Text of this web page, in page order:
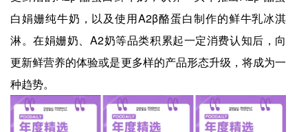
白娟姗纯牛奶，以及使用A2β酪蛋白制作的鲜牛乳冰淇
淋。在娟姗奶、A2奶等品类积累起一定消费认知后，向
更新鲜营养的体验或是更多样的产品形态升级，将成为一
种趋势。